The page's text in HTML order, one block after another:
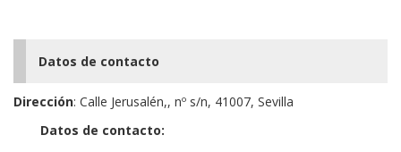
Datos de contacto
Dirección: Calle Jerusalén,, nº s/n, 41007, Sevilla
Datos de contacto: